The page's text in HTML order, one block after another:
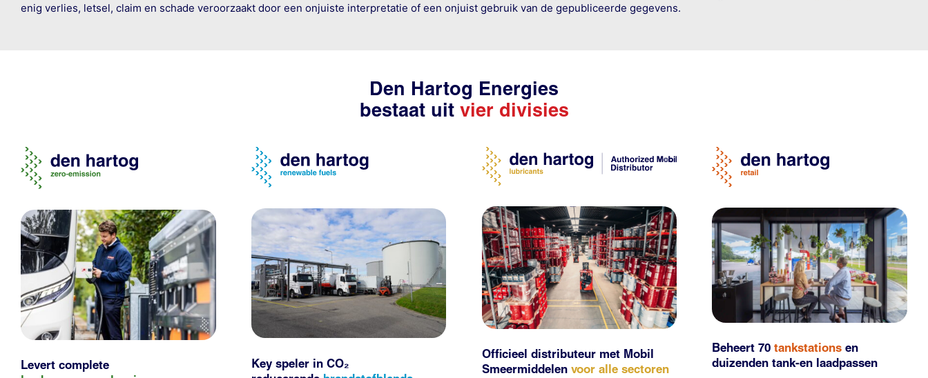
enig verlies, letsel, claim en schade veroorzaakt door een onjuiste interpretatie of een onjuist gebruik van de gepubliceerde gegevens.
Den Hartog Energies
bestaat uit vier divisies
Levert complete
Key speler in CO₂
Officieel distributeur met Mobil
Smeermiddelen voor alle sectoren
Beheert 70tankstationsen
duizendentank-en laadpassen